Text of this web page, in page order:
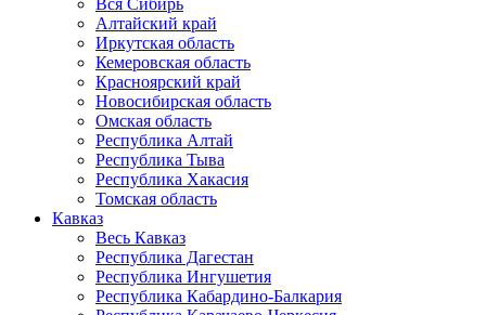
Вся Сибирь
Алтайский край
Иркутская область
Кемеровская область
Красноярский край
Новосибирская область
Омская область
Республика Алтай
Республика Тыва
Республика Хакасия
Томская область
Кавказ
Весь Кавказ
Республика Дагестан
Республика Ингушетия
Республика Кабардино-Балкария